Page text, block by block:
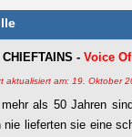
- Voice
aktualisiert am: 19. Oktober
als 50 Jahren
nie lieferten sie eine